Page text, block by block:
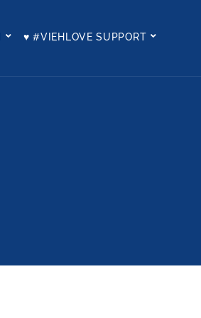
♥ #VIEHLOVE SUPPORT